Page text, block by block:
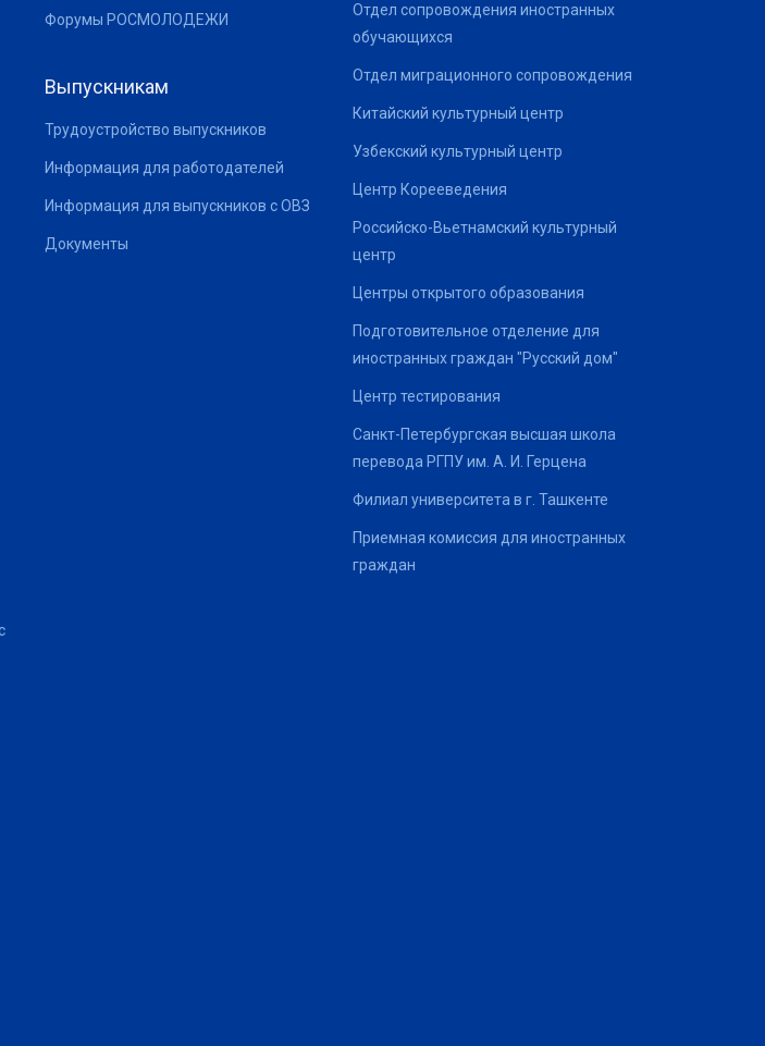
Форумы РОСМОЛОДЕЖИ
Выпускникам
Трудоустройство выпускников
Информация для работодателей
Информация для выпускников с ОВЗ
Документы
Отдел сопровождения иностранных
обучающихся
Отдел миграционного сопровождения
Китайский культурный центр
Узбекский культурный центр
Центр Корееведения
Российско-Вьетнамский культурный
центр
Центры открытого образования
Подготовительное отделение для
иностранных граждан "Русский дом"
Центр тестирования
Санкт-Петербургская высшая школа
перевода РГПУ им. А. И. Герцена
Филиал университета в г. Ташкенте
Приемная комиссия для иностранных
граждан